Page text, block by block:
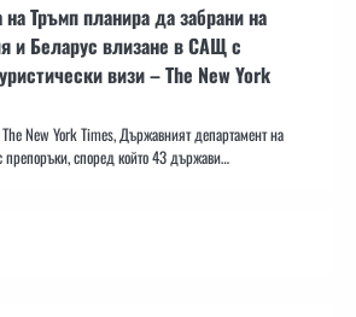
Тръмп планира да забрани на
и Беларус влизане в САЩ с
визи – The New York
New York Times, Държавният департамент на
препоръки, според който 43 държави…